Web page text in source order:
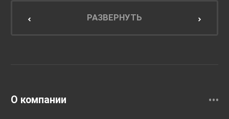
Мебель для кухниРАЗВЕРНУТЬ
О компании